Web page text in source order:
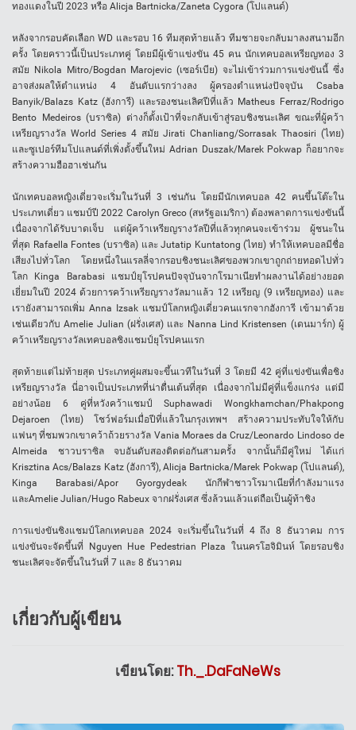
ทองแดงในปี 2023 หรือ Alicja Bartnicka/Zaneta Cygora (โปแลนด์)
หลังจากรอบคัดเลือก WD และรอบ 16 ทีมสุดท้ายแล้ว ทีมชายจะกลับมาลงสนามอีก
ครั้ง โดยคราวนี้เป็นประเภทคู่ โดยมีผู้เข้าแข่งขัน 45 คน นักเทคบอลเหรียญทอง 3
สมัย Nikola Mitro/Bogdan Marojevic (เซอร์เบีย) จะไม่เข้าร่วมการแข่งขันนี้ ซึ่ง
อาจส่งผลให้ตำแหน่ง 4 อันดับแรกว่างลง ผู้ครองตำแหน่งปัจจุบัน Csaba
Banyik/Balazs Katz (ฮังการี) และรองชนะเลิศปีที่แล้ว Matheus Ferraz/Rodrigo
Bento Medeiros (บราซิล) ต่างก็ตั้งเป้าที่จะกลับเข้าสู่รอบชิงชนะเลิศ ขณะที่ผู้คว้า
เหรียญรางวัล World Series 4 สมัย Jirati Chanliang/Sorrasak Thaosiri (ไทย)
และซูเปอร์ทีมโปแลนด์ที่เพิ่งตั้งขึ้นใหม่ Adrian Duszak/Marek Pokwap ก็อยากจะ
สร้างความฮือฮาเช่นกัน
นักเทคบอลหญิงเดี่ยวจะเริ่มในวันที่ 3 เช่นกัน โดยมีนักเทคบอล 42 คนขึ้นโต๊ะใน
ประเภทเดี่ยว แชมป์ปี 2022 Carolyn Greco (สหรัฐอเมริกา) ต้องพลาดการแข่งขันนี้
เนื่องจากได้รับบาดเจ็บ แต่ผู้คว้าเหรียญรางวัลปีที่แล้วทุกคนจะเข้าร่วม ผู้ชนะใน
ที่สุด Rafaella Fontes (บราซิล) และJutatip Kuntatong (ไทย) ทำให้เทคบอลมีชื่อ
เสียงไปทั่วโลก โดยหนึ่งในแรลลี่จากรอบชิงชนะเลิศของพวกเขาถูกถ่ายทอดไปทั่ว
โลก
Kinga Barabasi แชมป์ยุโรปคนปัจจุบันจากโรมาเนียทำผลงานได้อย่างยอด
เยี่ยมในปี 2024 ด้วยการคว้าเหรียญรางวัลมาแล้ว 12 เหรียญ (9 เหรียญทอง) และ
เรายังสามารถเพิ่ม Anna Izsak แชมป์โลกหญิงเดี่ยวคนแรกจากฮังการี เข้ามาด้วย
เช่นเดียวกับAmelie Julian (ฝรั่งเศส) และ Nanna Lind Kristensen (เดนมาร์ก) ผู้
คว้าเหรียญรางวัลเทคบอลชิงแชมป์ยุโรปคนแรก
สุดท้ายแต่ไม่ท้ายสุด ประเภทคู่ผสมจะขึ้นเวทีในวันที่ 3 โดยมี 42 คู่ที่แข่งขันเพื่อชิง
เหรียญรางวัล นี่อาจเป็นประเภทที่น่าตื่นเต้นที่สุด เนื่องจากไม่มีคู่ที่แข็งแกร่ง แต่มี
อย่างน้อย 6 คู่ที่หวังคว้าแชมป์ Suphawadi Wongkhamchan/Phakpong
Dejaroen (ไทย) โชว์ฟอร์มเมื่อปีที่แล้วในกรุงเทพฯ สร้างความประทับใจให้กับ
แฟนๆ ที่ชมพวกเขาคว้าถ้วยรางวัล Vania Moraes da Cruz/Leonardo Lindoso de
Almeida ชาวบราซิล จบอันดับสองติดต่อกันสามครั้ง จากนั้นก็มีคู่ใหม่ ได้แก่
Krisztina Acs/Balazs Katz (ฮังการี), Alicja Bartnicka/Marek Pokwap (โปแลนด์),
Kinga Barabasi/Apor Gyorgydeak นักกีฬาชาวโรมาเนียที่กำลังมาแรง
และAmelie Julian/Hugo Rabeux จากฝรั่งเศส ซึ่งล้วนแล้วแต่ถือเป็นผู้ท้าชิง
การแข่งขันชิงแชมป์โลกเทคบอล 2024 จะเริ่มขึ้นในวันที่ 4 ถึง 8 ธันวาคม การ
แข่งขันจะจัดขึ้นที่ Nguyen Hue Pedestrian Plaza ในนครโฮจิมินห์ โดยรอบชิง
ชนะเลิศจะจัดขึ้นในวันที่ 7 และ 8 ธันวาคม
เกี่ยวกับผู้เขียน
เขียนโดย:Th._.DaFaNeWs